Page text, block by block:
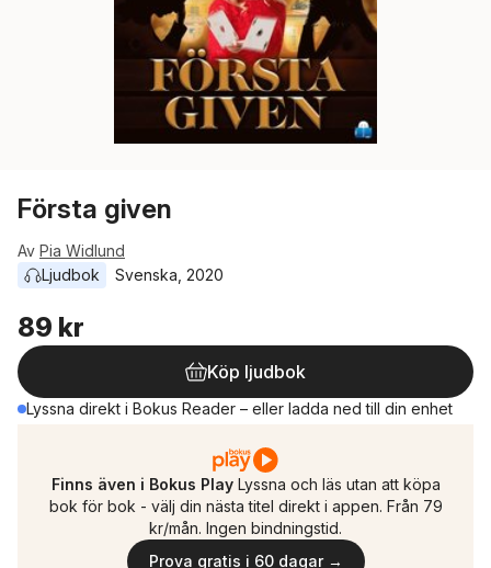
Första given
Av Pia Widlund
Ljudbok
Svenska 2020
89 kr
Köp ljudbok
Lyssna direkt i Bokus Reader – eller ladda ned till din enhet
Finns även i Bokus Play Lyssna och läs utan att köpa
bok för bok - välj din nästa titel direkt i appen. Från 79
kr/mån. Ingen bindningstid.
Prova gratis i 60 dagar →